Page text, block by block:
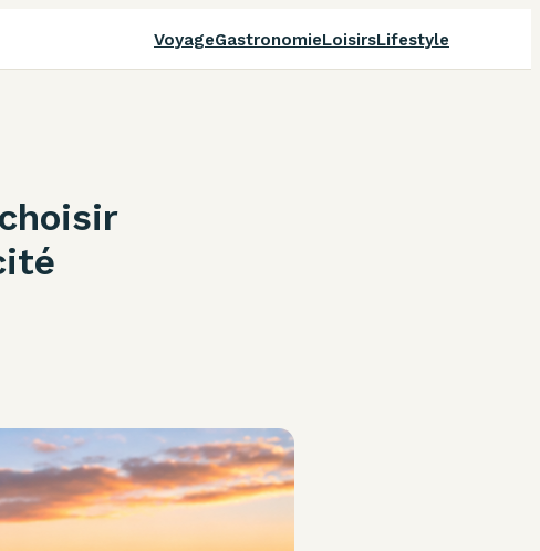
VoyageGastronomieLoisirsLifestyle